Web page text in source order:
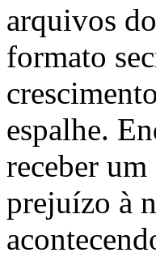
arquivos
formato
espalhe.
receber
prejuízo à